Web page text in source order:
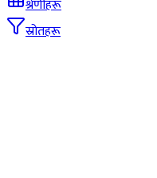
श्रेणीहरू
स्रोतहरू